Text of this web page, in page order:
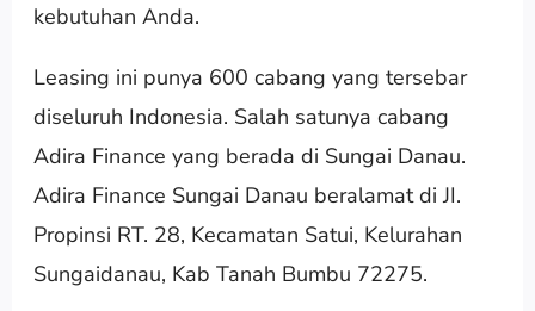
kebutuhan Anda.
Leasing ini punya 600 cabang yang tersebar
diseluruh Indonesia. Salah satunya cabang
Adira Finance yang berada di Sungai Danau.
Adira Finance Sungai Danau beralamat di JI.
Propinsi RT. 28, Kecamatan Satui, Kelurahan
Sungaidanau, Kab Tanah Bumbu 72275.